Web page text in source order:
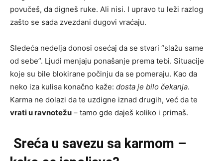
povučeš, da digneš ruke. Ali nisi. I upravo tu leži razlog
zašto se sada zvezdani dugovi vraćaju.
Sledeća nedelja donosi osećaj da se stvari “slažu same
od sebe”. Ljudi menjaju ponašanje prema tebi. Situacije
koje su bile blokirane počinju da se pomeraju. Kao da
neko iza kulisa konačno kaže: dosta je bilo čekanja.
Karma ne dolazi da te uzdigne iznad drugih, već da te
vrati u ravnotežu – tamo gde daješ koliko i primaš.
Sreća u savezu sa karmom –